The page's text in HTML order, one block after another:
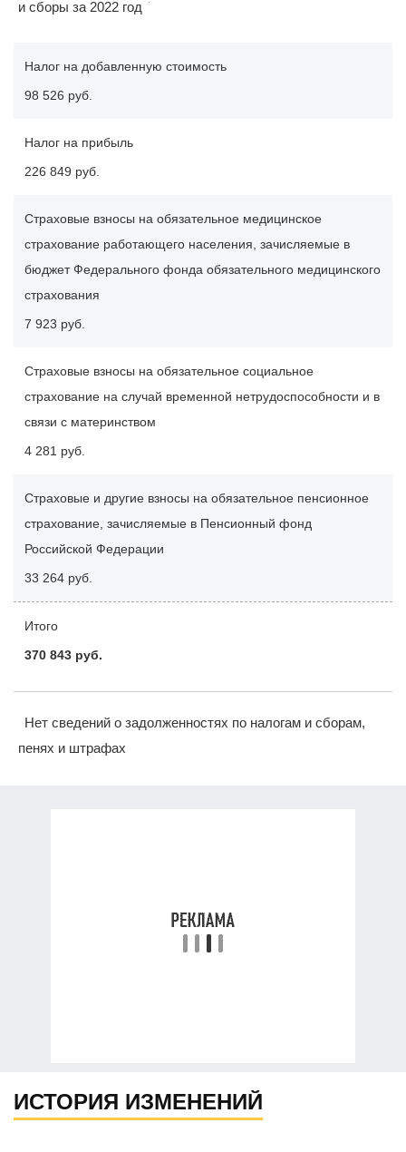
и сборы за 2022 год
Налог на добавленную стоимость
98 526 руб.
Налог на прибыль
226 849 руб.
Страховые взносы на обязательное медицинское
страхование работающего населения, зачисляемые в
бюджет Федерального фонда обязательного медицинского
страхования
7 923 руб.
Страховые взносы на обязательное социальное
страхование на случай временной нетрудоспособности и в
связи с материнством
4 281 руб.
Страховые и другие взносы на обязательное пенсионное
страхование, зачисляемые в Пенсионный фонд
Российской Федерации
33 264 руб.
Итого
370 843 руб.
Нет сведений о задолженностях по налогам и сборам,
пенях и штрафах
ИСТОРИЯ ИЗМЕНЕНИЙ